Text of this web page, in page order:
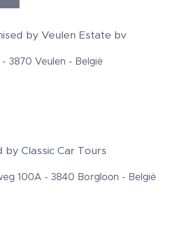
by Veulen Estate bv
3870 Veulen - België
by Classic Car Tours
100A - 3840 Borgloon - België